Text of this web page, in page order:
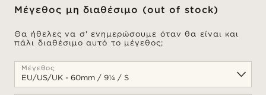
Μέγεθος μη διαθέσιμο (out of stock)
Θα ήθελες να σ' ενημερώσουμε όταν θα είναι και
πάλι διαθέσιμο αυτό το μέγεθος;
Μέγεθος